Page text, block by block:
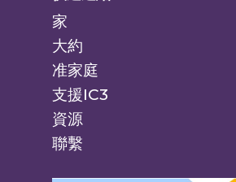
家
大約
准家庭
支援IC3
資源
聯繫